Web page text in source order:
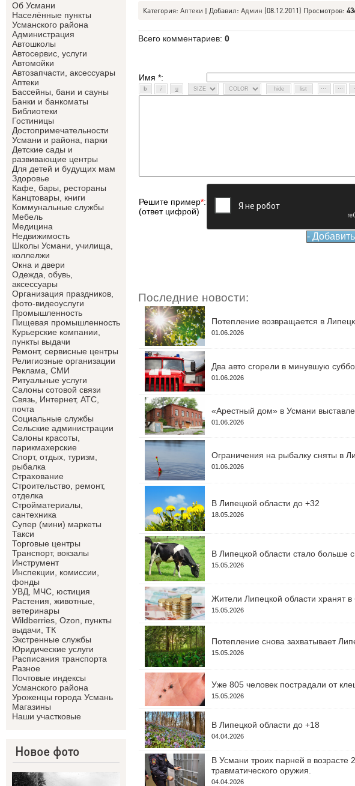
Об Усмани
Населённые пункты
Усманского района
Администрация
Автошколы
Автосервис, услуги
Автомойки
Автозапчасти, аксессуары
Аптеки
Бассейны, бани и сауны
Банки и банкоматы
Библиотеки
Гостиницы
Достопримечательности
Усмани и района, парки
Детские сады и
развивающие центры
Для детей и будущих мам
Здоровье
Кафе, бары, рестораны
Канцтовары, книги
Коммунальные службы
Мебель
Медицина
Недвижимость
Школы Усмани, училища,
коллелжи
Окна и двери
Одежда, обувь,
аксессуары
Организация праздников,
фото-видеоуслуги
Промышленность
Пищевая промышленность
Курьерские компании,
пункты выдачи
Ремонт, сервисные центры
Религиозные организации
Реклама, СМИ
Ритуальные услуги
Салоны сотовой связи
Связь, Интернет, АТС,
почта
Социальные службы
Сельские администрации
Салоны красоты,
парикмахерские
Спорт, отдых, туризм,
рыбалка
Страхование
Строительство, ремонт,
отделка
Cтройматериалы,
сантехника
Супер (мини) маркеты
Такси
Торговые центры
Транспорт, вокзалы
Инструмент
Инспекции, комиссии,
фонды
УВД, МЧС, юстиция
Растения, животные,
ветеринары
Wildberries, Ozon, пункты
выдачи, ТК
Экстренные службы
Юридические услуги
Расписания транспорта
Разное
Почтовые индексы
Усманского района
Уроженцы города Усмань
Магазины
Наши участковые
Новое фото
Категория: Аптеки | Добавил: Админ (08.12.2011) Просмотров:
Всего комментариев: 0
Имя *:
Решите пример*:
(ответ цифрой)
Последние новости:
Потепление возвращается в
01.06.2026
Два авто сгорели в минувшую
01.06.2026
«Арестный дом» в Усмани
01.06.2026
Ограничения на рыбалку сняты в
01.06.2026
В Липецкой области до +32
18.05.2026
В Липецкой области стало больше
15.05.2026
Жители Липецкой области хранят
15.05.2026
Потепление снова захватывает
15.05.2026
Уже 805 человек пострадали от
15.05.2026
В Липецкой области до +18
04.04.2026
В Усмани троих парней в возрасте
травматического оружия.
04.04.2026